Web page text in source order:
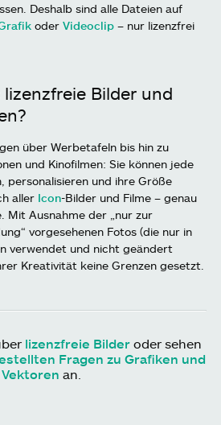
Deshalb sind alle Dateien auf
oder Videoclip – nur lizenzfrei
Bilder und
über Werbetafeln bis hin zu
und Kinofilmen: Sie können jede
personalisieren und ihre Größe
aller Icon-Bilder und Filme – genau
Mit Ausnahme der „nur zur
vorgesehenen Fotos (die nur in
verwendet und nicht geändert
Kreativität keine Grenzen gesetzt.
lizenzfreie Bilder oder sehen
Fragen zu Grafiken und
Vektoren an.